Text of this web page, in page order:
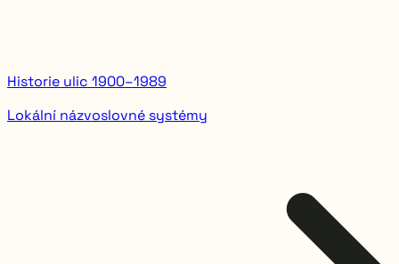
Historie ulic 1900–1989
Lokální názvoslovné systémy